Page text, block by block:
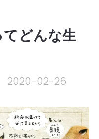
どんな生
2020-02-26